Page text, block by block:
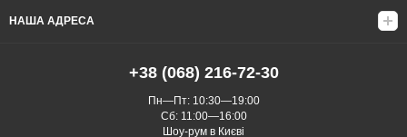
НАША АДРЕСА
+38 (068) 216-72-30
Пн—Пт: 10:30—19:00
Сб: 11:00—16:00
Шоу-рум в Києві